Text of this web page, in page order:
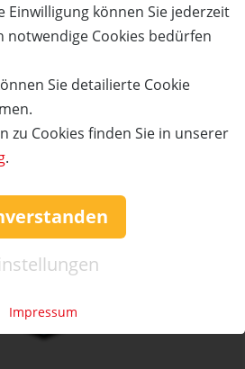
können Sie jederzeit
notwendige Cookies bedürfen
Sie detailierte Cookie
zu Cookies finden Sie in unserer
.
Impressum
Details